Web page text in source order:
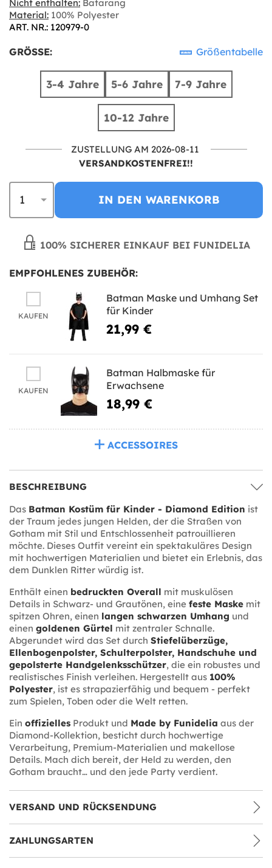
Nicht enthalten: Batarang
Material: 100% Polyester
ART. NR.: 120979-0
GRÖSSE: Größentabelle
3-4 Jahre 5-6 Jahre 7-9 Jahre
10-12 Jahre
ZUSTELLUNG AM 2026-08-11
VERSANDKOSTENFREI!!
IN DEN WARENKORB
100% SICHERER EINKAUF BEI FUNIDELIA
EMPFOHLENES ZUBEHÖR:
KAUFEN
Batman Maske und Umhang Set
für Kinder
21,99 €
KAUFEN
Batman Halbmaske für
Erwachsene
18,99 €
ACCESSOIRES
BESCHREIBUNG
Das Batman Kostüm für Kinder - Diamond Edition ist
der Traum jedes jungen Helden, der die Straßen von
Gotham mit Stil und Entschlossenheit patrouillieren
möchte. Dieses Outfit vereint ein spektakuläres Design
mit hochwertigen Materialien und bietet ein Erlebnis, das
dem Dunklen Ritter würdig ist.
Enthält einen bedruckten Overall mit muskulösen
Details in Schwarz- und Grautönen, eine feste Maske mit
spitzen Ohren, einen langen schwarzen Umhang und
einen goldenen Gürtel mit zentraler Schnalle.
Abgerundet wird das Set durch Stiefelüberzüge,
Ellenbogenpolster, Schulterpolster, Handschuhe und
gepolsterte Handgelenksschützer, die ein robustes und
realistisches Finish verleihen. Hergestellt aus 100%
Polyester, ist es strapazierfähig und bequem - perfekt
zum Spielen, Toben oder die Welt retten.
Ein offizielles Produkt und Made by Funidelia aus der
Diamond-Kollektion, besticht durch hochwertige
Verarbeitung, Premium-Materialien und makellose
Details. Mach dich bereit, der Held zu werden, den
Gotham braucht… und den jede Party verdient.
VERSAND UND RÜCKSENDUNG
ZAHLUNGSARTEN